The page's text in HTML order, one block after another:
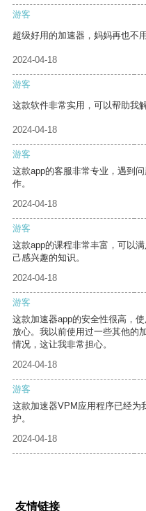
游客
超级好用的加速器，妈妈再也不
2024-04-18
游客
这款软件非常实用，可以帮助我
2024-04-18
游客
这款app的客服非常专业，遇到
作。
2024-04-18
游客
这款app的课程非常丰富，可以
己感兴趣的知识。
2024-04-18
游客
这款加速器app的安全性很高，
放心。我以前使用过一些其他的
情况，这让我非常担心。
2024-04-18
游客
这款加速器VPM应用程序已经为
护。
2024-04-18
友情链接